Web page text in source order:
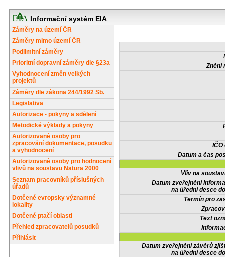
Informační systém EIA
Záměry na území ČR
Záměry mimo území ČR
Podlimitní záměry
Prioritní dopravní záměry dle §23a
Vyhodnocení změn velkých
projektů
Záměry dle zákona 244/1992 Sb.
Legislativa
Autorizace - pokyny a sdělení
Metodické výklady a pokyny
Autorizované osoby pro
zpracování dokumentace, posudku
a vyhodnocení
Autorizované osoby pro hodnocení
vlivů na soustavu Natura 2000
Seznam pracovníků příslušných
úřadů
Dotčené evropsky významné
lokality
Dotčené ptačí oblasti
Přehled zpracovatelů posudků
Přihlásit
Znění
IČO
Datum a čas
Vliv na
Datum zveřejnění
na úřední desce
Termín pro
Text
Datum zveřejnění závěrů
na úřední desce